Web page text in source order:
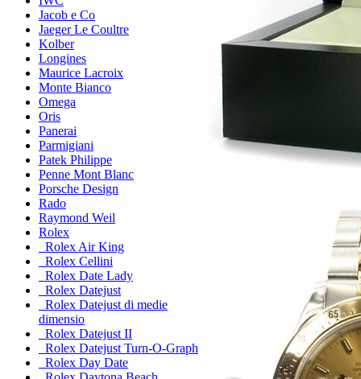
Jacob e Co
Jaeger Le Coultre
Kolber
Longines
Maurice Lacroix
Monte Bianco
Omega
Oris
Panerai
Parmigiani
Patek Philippe
Penne Mont Blanc
Porsche Design
Rado
Raymond Weil
Rolex
Rolex Air King
Rolex Cellini
Rolex Date Lady
Rolex Datejust
Rolex Datejust di medie
dimensio
Rolex Datejust II
Rolex Datejust Turn-O-Graph
Rolex Day Date